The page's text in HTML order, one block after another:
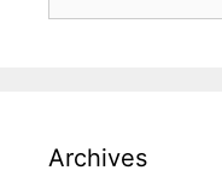
Archives